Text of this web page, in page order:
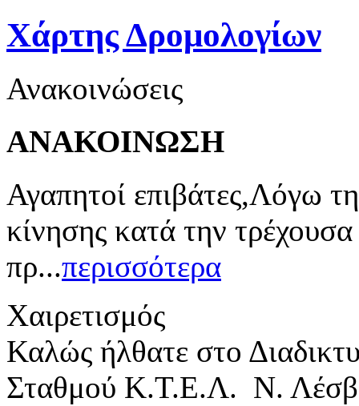
Χάρτης Δρομολογίων
Ανακοινώσεις
ΑΝΑΚΟΙΝΩΣΗ
Αγαπητοί επιβάτες,Λόγω
κίνησης κατά την
πρ...περισσότερα
Χαιρετισμός
Καλώς ήλθατε στο
Σταθμού Κ.Τ.Ε.Λ. Ν.